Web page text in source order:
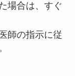
場合は、すぐ
師の指示に従